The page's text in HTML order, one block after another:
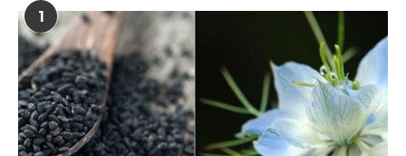
1